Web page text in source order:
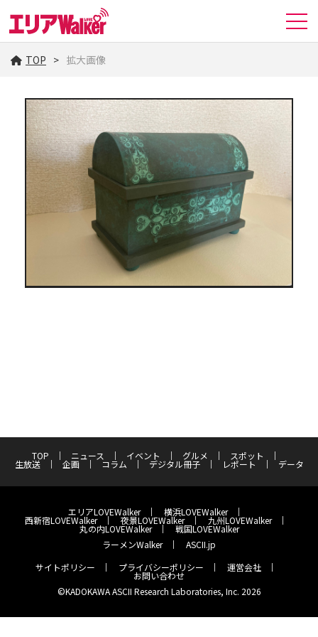
TOP 拡大画像
TOP ニュース イベント グルメ スポット
生放送 企画 コラム デジタル冊子 レポート データ
エリアLOVEWalker 横浜LOVEWalker
西新宿LOVEWalker 夜景LOVEWalker 九州LOVEWalker
丸の内LOVEWalker
戦国LOVEWalker
ラーメンWalker
ASCII.jp
サイトポリシー
プライバシーポリシー 運営会社
お問い合わせ
©KADOKAWA ASCII Research Laboratories, Inc. 2026